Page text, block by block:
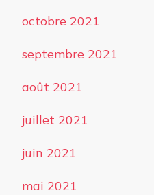
octobre 2021
septembre 2021
août 2021
juillet 2021
juin 2021
mai 2021